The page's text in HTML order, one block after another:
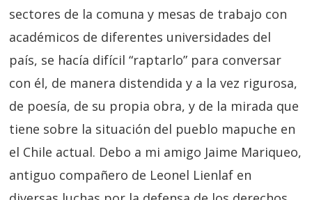
sectores de la comuna y mesas de trabajo con
académicos de diferentes universidades del
país, se hacía difícil “raptarlo” para conversar
con él, de manera distendida y a la vez rigurosa,
de poesía, de su propia obra, y de la mirada que
tiene sobre la situación del pueblo mapuche en
el Chile actual. Debo a mi amigo Jaime Mariqueo,
antiguo compañero de Leonel Lienlaf en